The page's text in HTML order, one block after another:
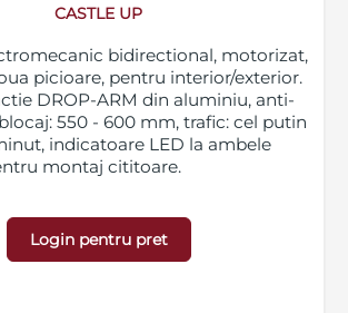
CASTLE UP
bidirectional, motorizat,
picioare, pentru interior/exterior.
DROP-ARM din aluminiu, anti-
550 - 600 mm, trafic: cel putin
indicatoare LED la ambele
montaj cititoare.
Login pentru pret